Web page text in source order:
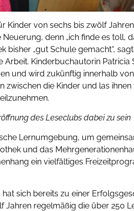
Kinder von sechs bis zwölf
denn „ich finde es toll,
bisher „gut Schule gemacht“,
Arbeit. Kinderbuchautorin Patricia
und wird zukünftig innerhalb
die Kinder und las ihnen
des Leseclubs dabei zu sein
Lernumgebung, um
und das
ein vielfältiges
sich bereits zu einer
regelmäßig die über 250